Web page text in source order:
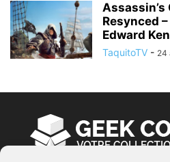
Assassin’s
Resynced
Edward
TaquitoTV - 24